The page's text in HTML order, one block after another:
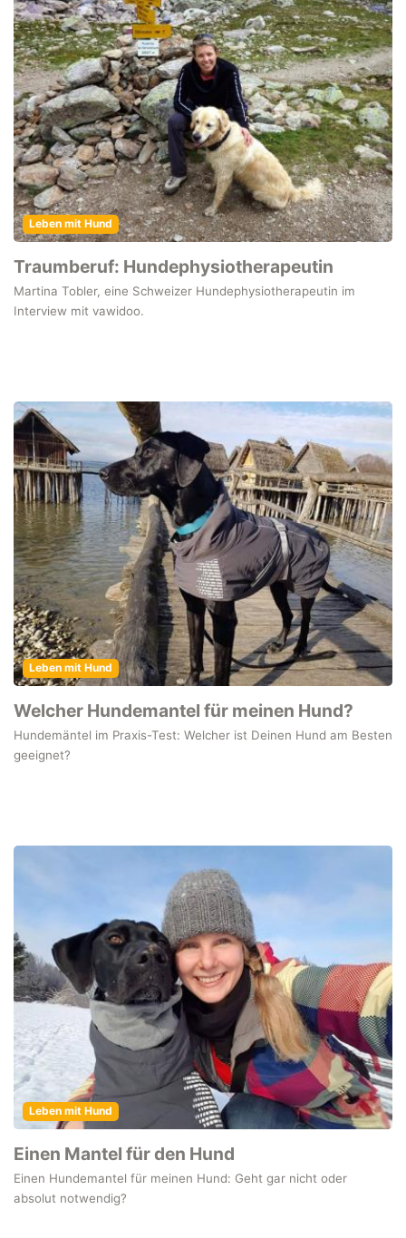
Leben mit Hund
Traumberuf: Hundephysiotherapeutin
Martina Tobler, eine Schweizer Hundephysiotherapeutin im
Interview mit vawidoo.
Leben mit Hund
Welcher Hundemantel für meinen Hund?
Hundemäntel im Praxis-Test: Welcher ist Deinen Hund am Besten
geeignet?
Leben mit Hund
Einen Mantel für den Hund
Einen Hundemantel für meinen Hund: Geht gar nicht oder
absolut notwendig?